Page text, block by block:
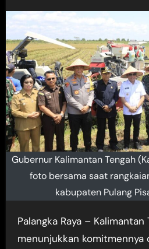
Gubernur Kalimantan Tengah
foto bersama saat
kabupaten Pulang
Palangka Raya – Kalimantan Tengah
menunjukkan komitmennya